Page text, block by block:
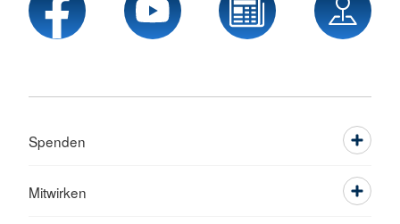
Spenden
Mitwirken